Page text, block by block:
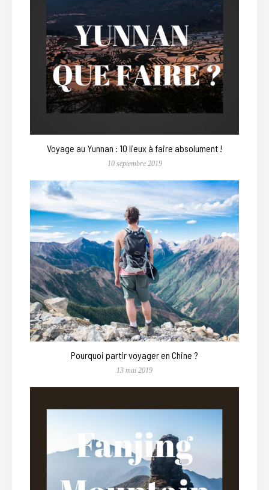
Voyage au Yunnan : 10 lieux à faire absolument !
10 septembre 2019
Pourquoi partir voyager en Chine ?
13 mai 2019